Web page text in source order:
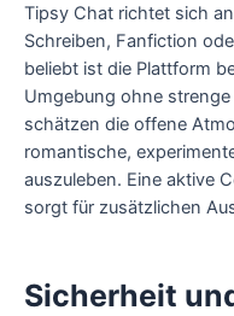
Tipsy Chat richtet sich
Schreiben, Fanfiction
beliebt ist die Plattform
Umgebung ohne
schätzen die offene
romantische,
auszuleben. Eine aktive
sorgt für zusätzlichen
Sicherheit